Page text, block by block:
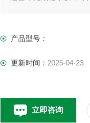
产品型号：
更新时间： 2025-04-23
立即咨询